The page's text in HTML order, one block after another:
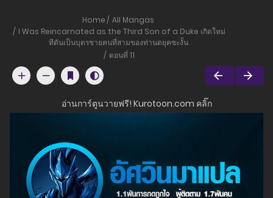
Home
All Mangas
I Was Reincarnated as the Third Son of a Duke เกิดใหม่
ทีดันเป็นบุตรชายคนที่สามของท่านดยุคซะงั้น
ตอนที่ 11
อ่านการ์ตูนวายฟรี! Kurotoon.com คลิ๊ก